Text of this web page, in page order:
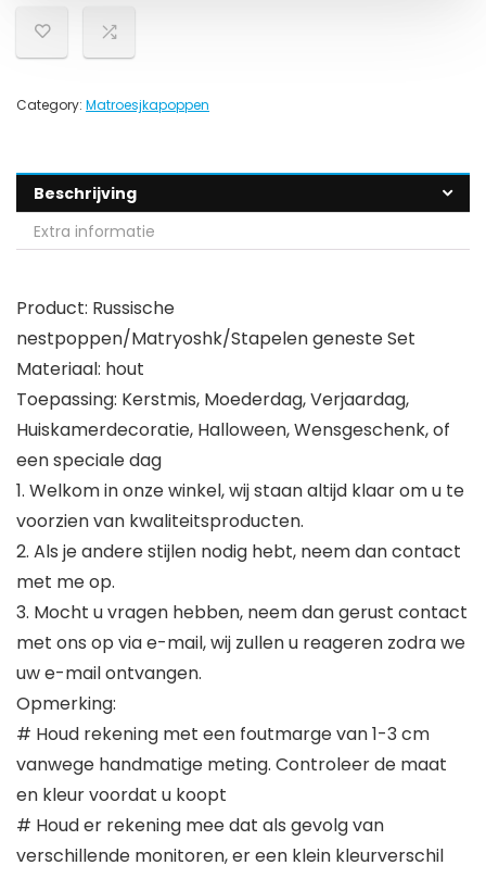
Category: Matroesjkapoppen
Beschrijving
Extra informatie
Product: Russische
nestpoppen/Matryoshk/Stapelen geneste Set
Materiaal: hout
Toepassing: Kerstmis, Moederdag, Verjaardag,
Huiskamerdecoratie, Halloween, Wensgeschenk, of
een speciale dag
1. Welkom in onze winkel, wij staan altijd klaar om u te
voorzien van kwaliteitsproducten.
2. Als je andere stijlen nodig hebt, neem dan contact
met me op.
3. Mocht u vragen hebben, neem dan gerust contact
met ons op via e-mail, wij zullen u reageren zodra we
uw e-mail ontvangen.
Opmerking:
# Houd rekening met een foutmarge van 1-3 cm
vanwege handmatige meting. Controleer de maat
en kleur voordat u koopt
# Houd er rekening mee dat als gevolg van
verschillende monitoren, er een klein kleurverschil